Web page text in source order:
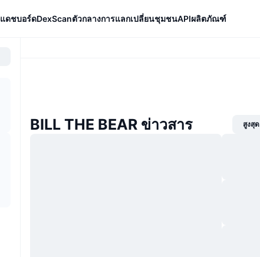
แดชบอร์ดDexScanตัวกลางการแลกเปลี่ยนชุมชนAPIผลิตภัณฑ์
BILL THE BEAR ข่าวสาร สูงสุด